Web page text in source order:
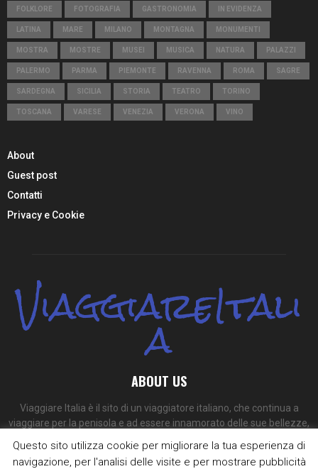
FOLKLORE FOTOGRAFIA GASTRONOMIA IN EVIDENZA
LATINA MARE MILANO MONTAGNA MONUMENTI
MOSTRA MOSTRE MUSEI MUSICA NATURA PALAZZI
PALERMO PARMA PIEMONTE RAVENNA ROMA SAGRE
SARDEGNA SICILIA STORIA TEATRO TORINO
TOSCANA VARESE VENEZIA VERONA VINO
About
Guest post
Contatti
Privacy e Cookie
ViaggiareItali
a
ABOUT US
Viaggiare Italia è il sito di un viaggiatore italiano, che continua a
viaggiare per la penisola e ad essere innamorato delle sue bellezze,
Contact us:redazione@viaggiare-italia.com
Questo sito utilizza cookie per migliorare la tua esperienza di
navigazione, per l'analisi delle visite e per mostrare pubblicità